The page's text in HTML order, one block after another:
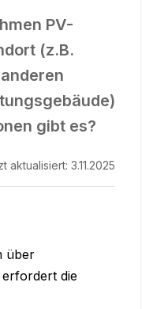
PV-
(z.B.
gibt es?
aktualisiert: 3.11.2025
über
die